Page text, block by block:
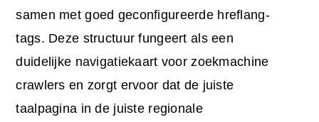
samen met goed geconfigureerde hreflang-
tags. Deze structuur fungeert als een
duidelijke navigatiekaart voor zoekmachine
crawlers en zorgt ervoor dat de juiste
taalpagina in de juiste regionale